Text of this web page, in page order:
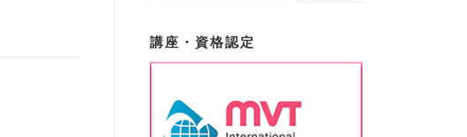
講座・資格認定